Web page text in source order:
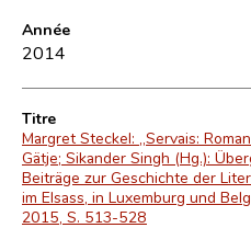
Année
2014
Titre
Margret Steckel: „Servais:
Gätje; Sikander Singh (Hg.):
Beiträge zur Geschichte der
im Elsass, in Luxemburg und
2015, S. 513-528